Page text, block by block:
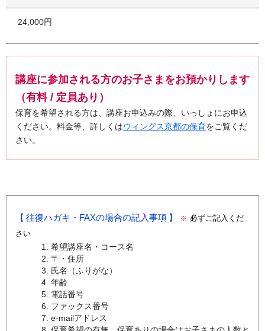
24,000円
講座に参加される方のお子さまをお預かりします
（有料 / 定員あり）
保育を希望される方は、講座お申込みの際、いっしょにお申込
ください。料金等、詳しくはウィングス京都の保育をご覧くだ
さい。
往復ハガキ・FAXの場合の記入事項 ※ 必ずご記入くだ
さい
希望講座名・コース名
〒・住所
氏名（ふりがな）
年齢
電話番号
ファックス番号
e-mailアドレス